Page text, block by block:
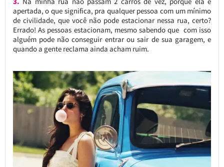
apertada, o que significa, pra qualquer pessoa com um mínimo
de civilidade, que você não pode estacionar nessa rua, certo?
Errado! As pessoas estacionam, mesmo sabendo que com isso
alguém pode não conseguir entrar ou sair de sua garagem, e
quando a gente reclama ainda acham ruim.